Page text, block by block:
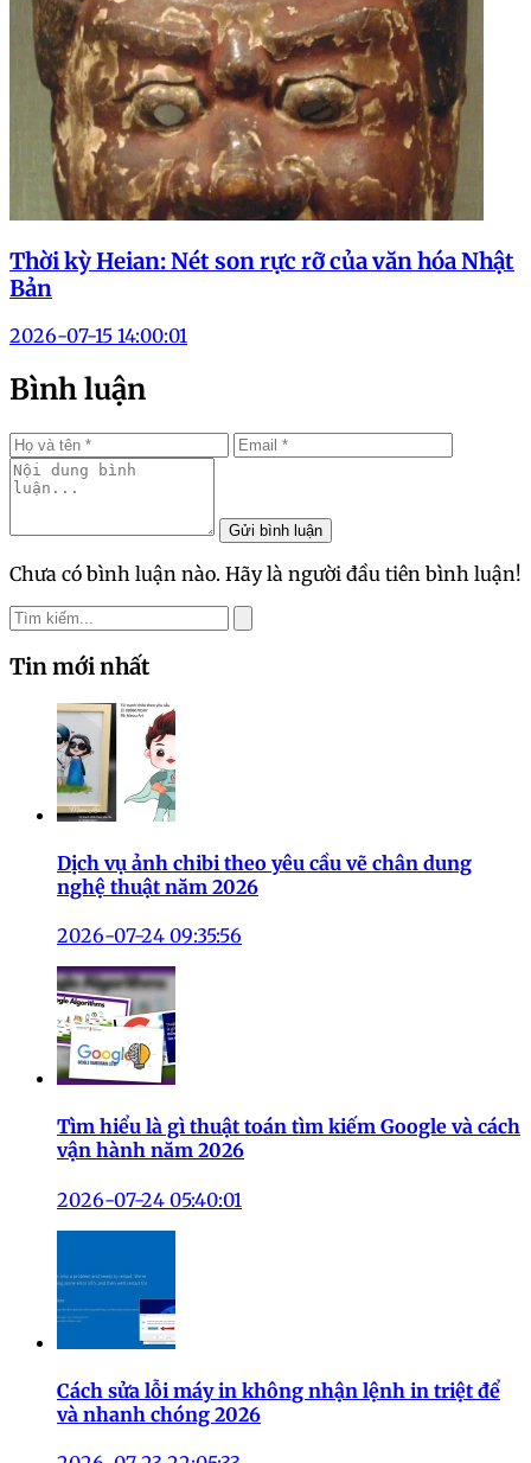
Thời kỳ Heian: Nét son rực rỡ của văn hóa Nhật
Bản
2026-07-15 14:00:01
Bình luận
Gửi bình luận
Chưa có bình luận nào. Hãy là người đầu tiên bình luận!
Tin mới nhất
Dịch vụ ảnh chibi theo yêu cầu vẽ chân dung
nghệ thuật năm 2026
2026-07-24 09:35:56
Tìm hiểu là gì thuật toán tìm kiếm Google và cách
vận hành năm 2026
2026-07-24 05:40:01
Cách sửa lỗi máy in không nhận lệnh in triệt để
và nhanh chóng 2026